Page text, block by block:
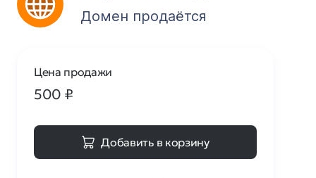
Домен продаётся
Цена продажи
500 ₽
Добавить в корзину